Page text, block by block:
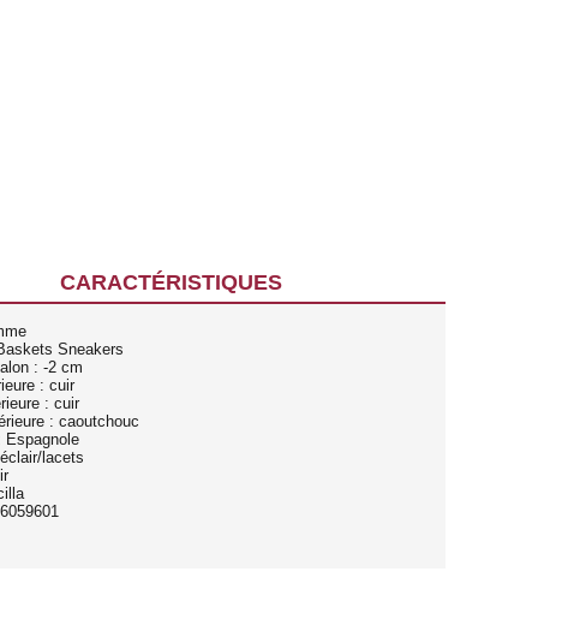
CARACTÉRISTIQUES
Sneakers
: -2 cm
: cuir
: cuir
: caoutchouc
Espagnole
lacets